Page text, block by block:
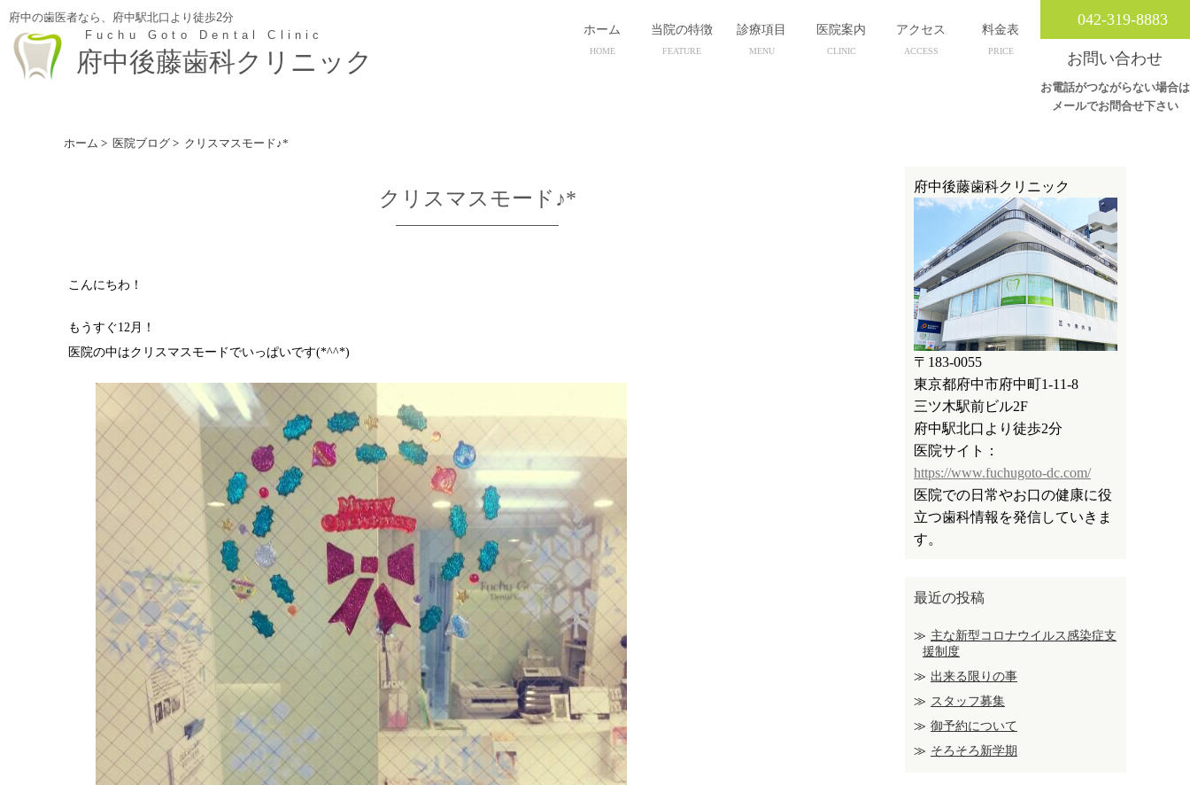
府中の歯医者なら、府中駅北口より徒歩2分
Fuchu Goto Dental Clinic
府中後藤歯科クリニック
ホーム
HOME
当院の特徴
FEATURE
診療項目
MENU
医院案内
CLINIC
アクセス
ACCESS
料金表
PRICE
042-319-8883
お問い合わせ
お電話がつながらない場合は
メールでお問合せ下さい
ホーム > 医院ブログ > クリスマスモード♪*
クリスマスモード♪*
こんにちわ！
もうすぐ12月！
医院の中はクリスマスモードでいっぱいです(*^^*)
府中後藤歯科クリニック
〒183-0055
東京都府中市府中町1-11-8
三ツ木駅前ビル2F
府中駅北口より徒歩2分
医院サイト：
https://www.fuchugoto-dc.com/
医院での日常やお口の健康に役
立つ歯科情報を発信していきま
す。
最近の投稿
主な新型コロナウイルス感染症支
援制度
出来る限りの事
スタッフ募集
御予約について
そろそろ新学期